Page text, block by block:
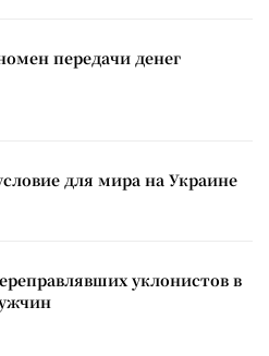
передачи денег
для мира на Украине
уклонистов в